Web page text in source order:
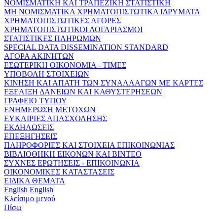
ΝΟΜΙΣΜΑΤΙΚΗ ΚΑΙ ΤΡΑΠΕΖΙΚΗ ΣΤΑΤΙΣΤΙΚΗ
ΜΗ ΝΟΜΙΣΜΑΤΙΚΑ ΧΡΗΜΑΤΟΠΙΣΤΩΤΙΚΑ ΙΔΡΥΜΑΤΑ
ΧΡΗΜΑΤΟΠΙΣΤΩΤΙΚΕΣ ΑΓΟΡΕΣ
ΧΡΗΜΑΤΟΠΙΣΤΩΤΙΚΟΙ ΛΟΓΑΡΙΑΣΜΟΙ
ΣΤΑΤΙΣΤΙΚΕΣ ΠΛΗΡΩΜΩΝ
SPECIAL DATA DISSEMINATION STANDARD
ΑΓΟΡΑ ΑΚΙΝΗΤΩΝ
ΕΣΩΤΕΡΙΚΗ ΟΙΚΟΝΟΜΙΑ - ΤΙΜΕΣ
ΥΠΟΒΟΛΗ ΣΤΟΙΧΕΙΩΝ
ΚΙΝΗΣΗ ΚΑΙ ΑΠΑΤΗ ΤΩΝ ΣΥΝΑΛΛΑΓΩΝ ΜΕ ΚΑΡΤΕΣ
ΕΞΕΛΙΞΗ ΔΑΝΕΙΩΝ ΚΑΙ ΚΑΘΥΣΤΕΡΗΣΕΩΝ
ΓΡΑΦΕΙΟ ΤΥΠΟΥ
ΕΝΗΜΕΡΩΣΗ ΜΕΤΟΧΩΝ
ΕΥΚΑΙΡΙΕΣ ΑΠΑΣΧΟΛΗΣΗΣ
ΕΚΔΗΛΩΣΕΙΣ
ΕΠΕΞΗΓΗΣΕΙΣ
ΠΛΗΡΟΦΟΡΙΕΣ ΚΑΙ ΣΤΟΙΧΕΙΑ ΕΠΙΚΟΙΝΩΝΙΑΣ
ΒΙΒΛΙΟΘΗΚΗ ΕΙΚΟΝΩΝ ΚΑΙ ΒΙΝΤΕΟ
ΣΥΧΝΕΣ ΕΡΩΤΗΣΕΙΣ - ΕΠΙΚΟΙΝΩΝΙΑ
ΟΙΚΟΝΟΜΙΚΕΣ ΚΑΤΑΣΤΑΣΕΙΣ
ΕΙΔΙΚΑ ΘΕΜΑΤΑ
English English
Κλείσιμο μενού
Πίσω